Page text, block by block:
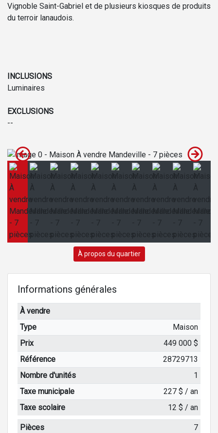
Vignoble Saint-Gabriel et de plusieurs kiosques de produits
du terroir lanaudois.
INCLUSIONS
Luminaires
EXCLUSIONS
--
À propos du quartier
Informations générales
À vendre
Type
Maison
Prix
449 000 $
Référence
28729713
Nombre d'unités
1
Taxe municipale
227 $ / an
Taxe scolaire
12 $ / an
Pièces
7